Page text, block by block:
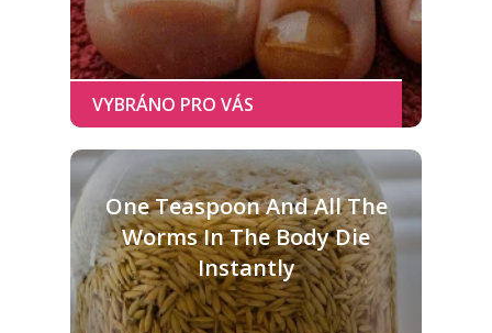
One Teaspoon And All The
Worms In The Body Die
Instantly